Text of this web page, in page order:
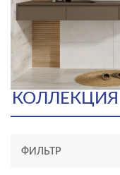
КОЛЛЕКЦИЯ
ФИЛЬТР